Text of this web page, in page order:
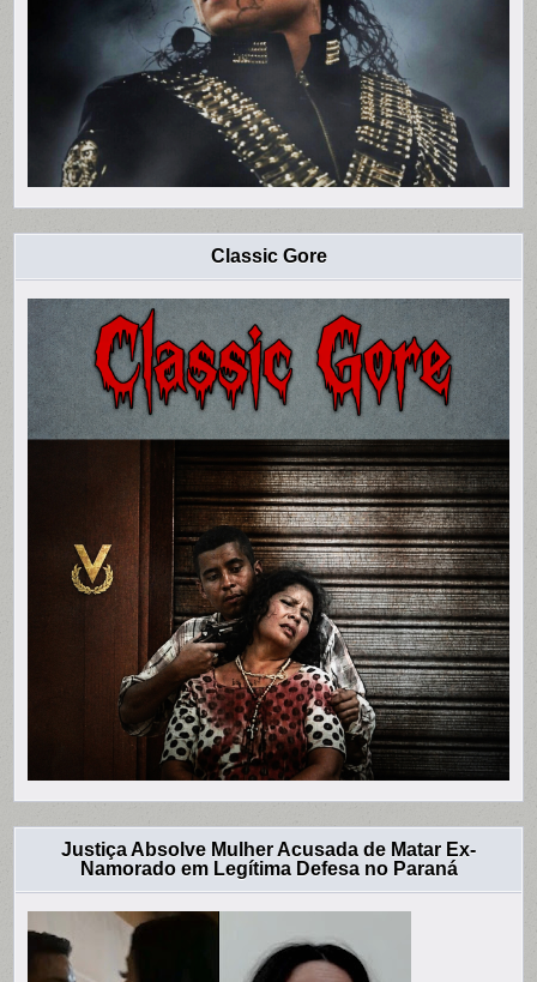
Classic Gore
Justiça Absolve Mulher Acusada de Matar Ex-
Namorado em Legítima Defesa no Paraná